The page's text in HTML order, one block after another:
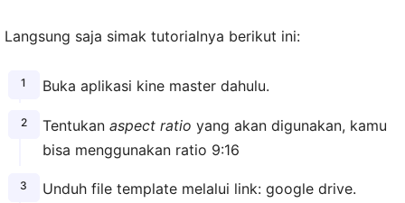
Langsung saja simak tutorialnya berikut ini:
Buka aplikasi kine master dahulu.
Tentukan aspect ratio yang akan digunakan, kamu
bisa menggunakan ratio 9:16
Unduh file template melalui link: google drive.